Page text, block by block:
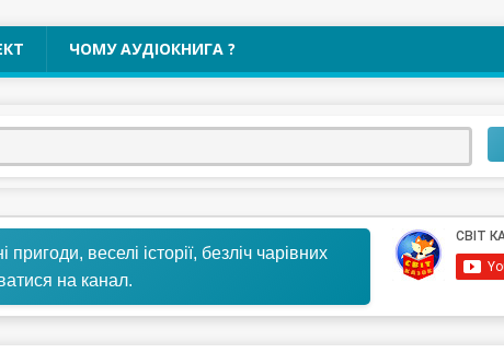
ЧОМУ АУДІОКНИГА ?
веселі історії, безліч чарівних
на канал.